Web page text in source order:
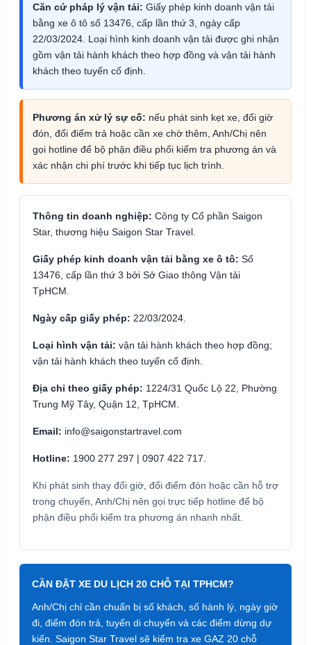
Căn cứ pháp lý vận tải: Giấy phép kinh doanh vận tải
bằng xe ô tô số 13476, cấp lần thứ 3, ngày cấp
22/03/2024. Loại hình kinh doanh vận tải được ghi nhận
gồm vận tải hành khách theo hợp đồng và vận tải hành
khách theo tuyến cố định.
Phương án xử lý sự cố: nếu phát sinh kẹt xe, đổi giờ
đón, đổi điểm trả hoặc cần xe chờ thêm, Anh/Chị nên
gọi hotline để bộ phận điều phối kiểm tra phương án và
xác nhận chi phí trước khi tiếp tục lịch trình.
Thông tin doanh nghiệp: Công ty Cổ phần Saigon
Star, thương hiệu Saigon Star Travel.
Giấy phép kinh doanh vận tải bằng xe ô tô: Số
13476, cấp lần thứ 3 bởi Sở Giao thông Vận tải
TpHCM.
Ngày cấp giấy phép: 22/03/2024.
Loại hình vận tải: vận tải hành khách theo hợp đồng;
vận tải hành khách theo tuyến cố định.
Địa chỉ theo giấy phép: 1224/31 Quốc Lộ 22, Phường
Trung Mỹ Tây, Quận 12, TpHCM.
Email: info@saigonstartravel.com
Hotline: 1900 277 297 | 0907 422 717.
Khi phát sinh thay đổi giờ, đổi điểm đón hoặc cần hỗ trợ
trong chuyến, Anh/Chị nên gọi trực tiếp hotline để bộ
phận điều phối kiểm tra phương án nhanh nhất.
CẦN ĐẶT XE DU LỊCH 20 CHỖ TẠI TPHCM?
Anh/Chị chỉ cần chuẩn bị số khách, số hành lý, ngày giờ
đi, điểm đón trả, tuyến di chuyển và các điểm dừng dự
kiến. Saigon Star Travel sẽ kiểm tra xe GAZ 20 chỗ